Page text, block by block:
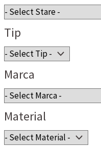
Tip
Marca
Material